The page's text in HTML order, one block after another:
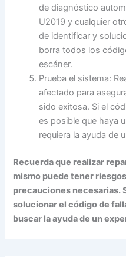
de diagnóstico
U2019 y cualquier
de identificar y
borra todos los
escáner.
Prueba el sistema:
afectado para
sido exitosa. Si el
es posible que haya
requiera la ayuda de
Recuerda que realizar
mismo puede tener
precauciones necesarias.
solucionar el código de
buscar la ayuda de un